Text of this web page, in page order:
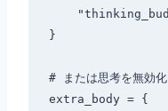
}
# または思考を無効化
extra_body = {